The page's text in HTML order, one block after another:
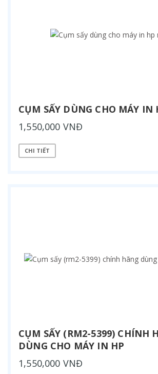
CỤM SẤY DÙNG CHO MÁY IN
1,550,000 VNĐ
CHI TIẾT
CỤM SẤY (RM2-5399) CHÍNH
DÙNG CHO MÁY IN HP
1,550,000 VNĐ